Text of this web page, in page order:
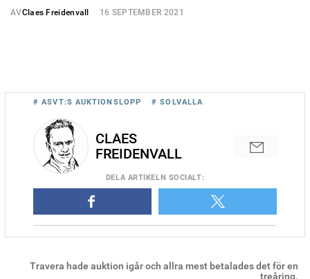
AVClaes Freidenvall 16 SEPTEMBER 2021
Travera hade auktion igår och allra mest betalades det för en
treåring.
# ASVT:S AUKTIONSLOPP # SOLVALLA
CLAES
FREIDENVALL
DELA ARTIKELN SOCIALT: